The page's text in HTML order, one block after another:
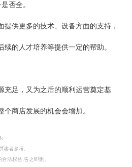
否全。
提供更多的技术、设备方面的支持，
的人才培养等提供一定的帮助。
充足，又为之后的顺利运营奠定基
商店发展的机会会增加。
;
读者参考;
法权益,告之即删。